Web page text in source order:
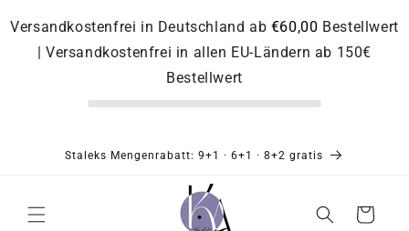
Versandkostenfrei in Deutschland ab €60,00 Bestellwert
| Versandkostenfrei in allen EU-Ländern ab 150€
Bestellwert
zum
Inhalt
Staleks Mengenrabatt: 9+1 · 6+1 · 8+2 gratis
Warenkorb